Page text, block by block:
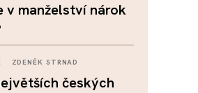
v manželství nárok
ZDENĚK STRNAD
českých